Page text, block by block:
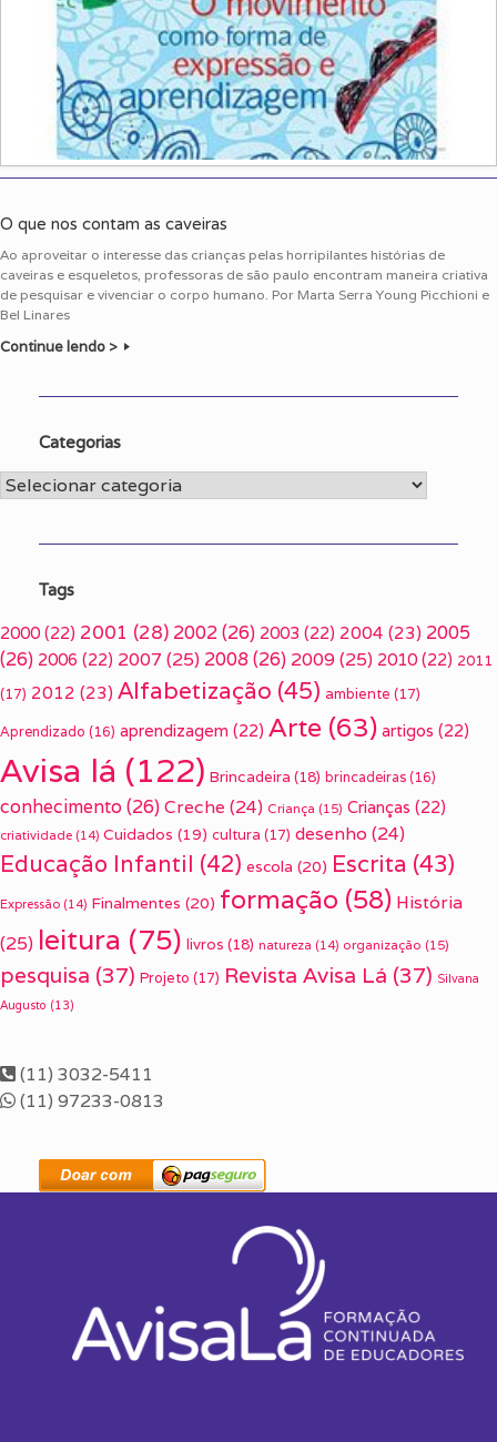
O que nos contam as caveiras
Ao aproveitar o interesse das crianças pelas horripilantes histórias de
caveiras e esqueletos, professoras de são paulo encontram maneira criativa
de pesquisar e vivenciar o corpo humano. Por Marta Serra Young Picchioni e
Bel Linares
Continue lendo >
Categorias
Categorias
Tags
2000 (22) 2001 (28) 2002(26) 2003 (22) 2004 (23) 2005
(26) 2006 (22) 2007 (25) 2008(26) 2009(25) 2010 (22) 2011
(17) 2012 (23) Alfabetização (45) ambiente (17)
Aprendizado (16) aprendizagem (22) Arte (63) artigos (22)
Avisa lá (122) Brincadeira (18) brincadeiras (16)
conhecimento(26) Creche (24) Criança (15) Crianças (22)
criatividade (14) Cuidados (19) cultura (17) desenho (24)
Educação Infantil (42) escola (20) Escrita (43)
Expressão (14) Finalmentes (20) formação (58) História
(25) leitura (75) livros (18) natureza (14) organização (15)
pesquisa (37) Projeto (17) Revista Avisa Lá (37) Silvana
Augusto (13)
(11) 3032-5411
(11) 97233-0813